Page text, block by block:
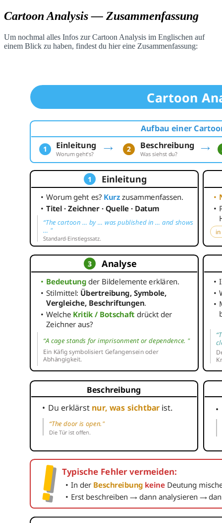
Cartoon Analysis— Zusammenfassung
Um nochmal alles Infos zur Cartoon Analysis im Englischen auf
einem Blick zu haben, findest du hier eine Zusammenfassung: